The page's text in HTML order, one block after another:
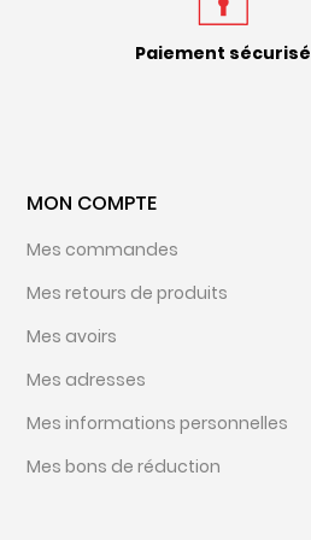
Paiement sécurisé
MON COMPTE
Mes commandes
Mes retours de produits
Mes avoirs
Mes adresses
Mes informations personnelles
Mes bons de réduction